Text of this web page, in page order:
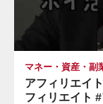
マネー・資産・副
アフィリエイ
フィリエイト